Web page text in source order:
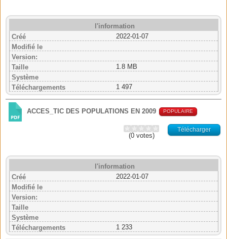
l'information
Créé
2022-01-07
Modifié le
Version:
Taille
1.8 MB
Système
Téléchargements
1 497
ACCES_TIC DES POPULATIONS EN 2009 POPULAIRE
Télécharger
(0 votes)
l'information
Créé
2022-01-07
Modifié le
Version:
Taille
Système
Téléchargements
1 233